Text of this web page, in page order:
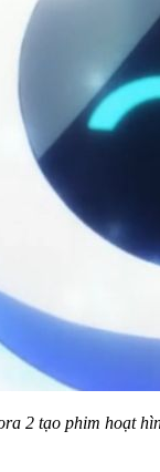
2 tạo phim hoạt